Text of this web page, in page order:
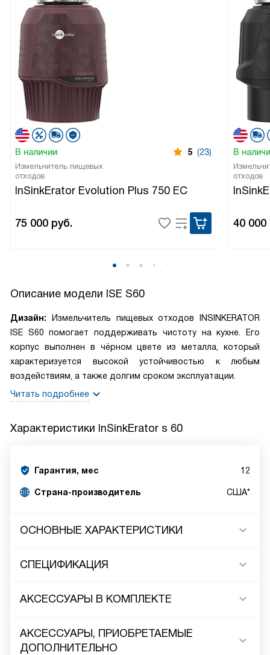
В наличии 5 (23)
Измельчитель пищевых
отходов
InSinkErator Evolution Plus 750 EC
75 000 руб.
В
отходов
40 000
Описание модели ISE S60
Дизайн: Измельчитель пищевых отходов INSINKERATOR
ISE S60 помогает поддерживать чистоту на кухне. Его
корпус выполнен в чёрном цвете из металла, который
характеризуется высокой устойчивостью к любым
воздействиям, а также долгим сроком эксплуатации.
Читать подробнее
Характеристики InSinkErator s 60
Гарантия, мес 12
Страна-производитель США*
ОСНОВНЫЕ ХАРАКТЕРИСТИКИ
СПЕЦИФИКАЦИЯ
АКСЕССУАРЫ В КОМПЛЕКТЕ
АКСЕССУАРЫ, ПРИОБРЕТАЕМЫЕ
ДОПОЛНИТЕЛЬНО